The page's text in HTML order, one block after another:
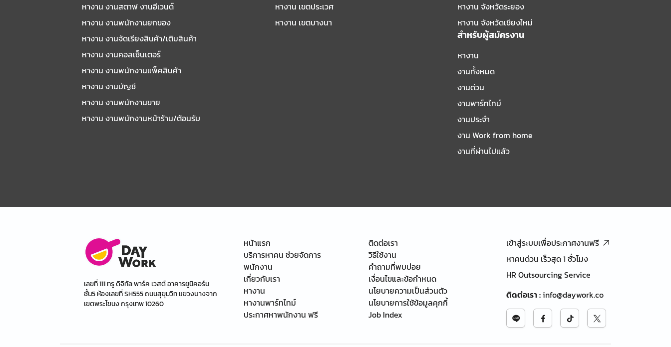
หางาน งานสตาฟ งานอีเวนต์
หางาน งานพนักงานยกของ
หางาน งานจัดเรียงสินค้า/เติมสินค้า
หางาน งานคอลเซ็นเตอร์
หางาน งานพนักงานแพ็คสินค้า
หางาน งานบัญชี
หางาน งานพนักงานขาย
หางาน งานพนักงานหน้าร้าน/ต้อนรับ
หางาน เขตประเวศ
หางาน เขตบางนา
หางาน จังหวัดระยอง
หางาน จังหวัดเชียงใหม่
สำหรับผู้สมัครงาน
หางาน
งานทั้งหมด
งานด่วน
งานพาร์ทไทม์
งานประจำ
งาน Work from home
งานที่ผ่านไปแล้ว
เลขที่ 111 ทรู ดิจิทัล พาร์ค เวสต์ อาคารยูนิคอร์น
ชั้น5 ห้องเลขที่ SH555 ถนนสุขุมวิท แขวงบางจาก
เขตพระโขนง กรุงเทพ 10260
หน้าแรก
บริการหาคน ช่วยจัดการ
พนักงาน
เกี่ยวกับเรา
หางาน
หางานพาร์ทไทม์
ประกาศหาพนักงาน ฟรี
ติดต่อเรา
วิธีใช้งาน
คำถามที่พบบ่อย
เงื่อนไขและข้อกำหนด
นโยบายความเป็นส่วนตัว
นโยบายการใช้ข้อมูลคุกกี้
Job Index
เข้าสู่ระบบเพื่อประกาศงานฟรี
หาคนด่วน เร็วสุด 1 ชั่วโมง
HR Outsourcing Service
ติดต่อเรา:info@daywork.co